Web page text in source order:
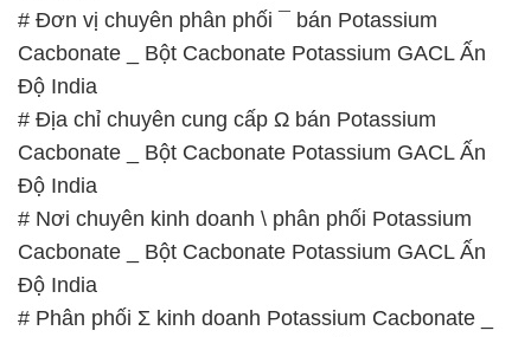
# Đơn vị chuyên phân phối ¯ bán Potassium
Cacbonate _ Bột Cacbonate Potassium GACL Ấn
Độ India
# Địa chỉ chuyên cung cấp Ω bán Potassium
Cacbonate _ Bột Cacbonate Potassium GACL Ấn
Độ India
# Nơi chuyên kinh doanh \ phân phối Potassium
Cacbonate _ Bột Cacbonate Potassium GACL Ấn
Độ India
# Phân phối Σ kinh doanh Potassium Cacbonate _